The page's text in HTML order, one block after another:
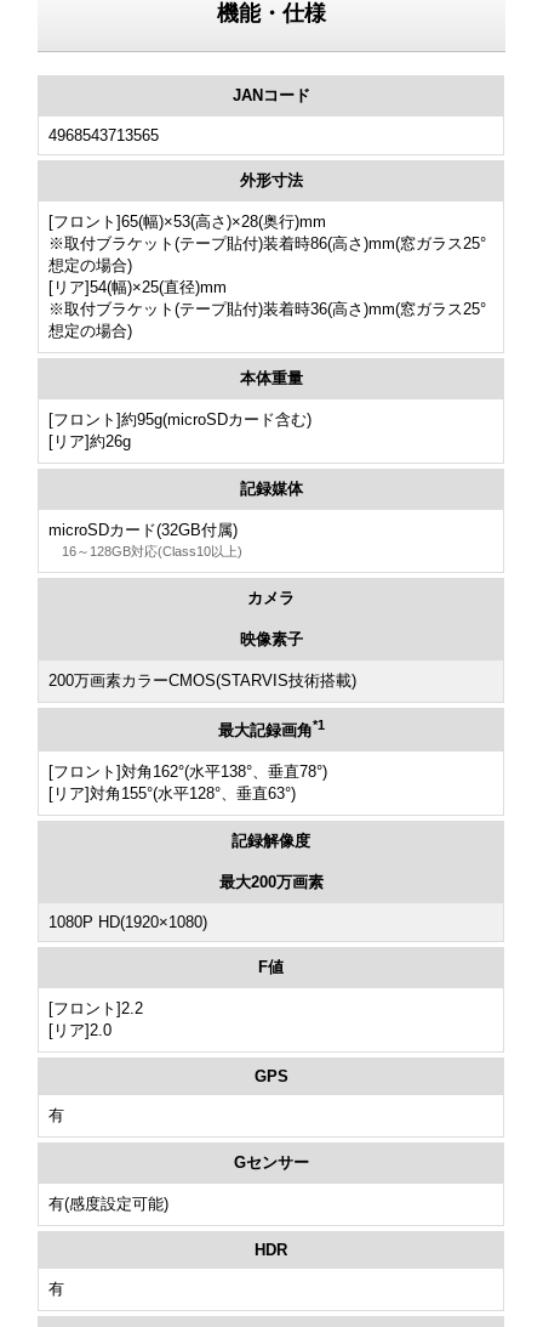
機能・仕様
JANコード
4968543713565
外形寸法
[フロント]65(幅)×53(高さ)×28(奥行)mm
※取付ブラケット(テープ貼付)装着時86(高さ)mm(窓ガラス25°
想定の場合)
[リア]54(幅)×25(直径)mm
※取付ブラケット(テープ貼付)装着時36(高さ)mm(窓ガラス25°
想定の場合)
本体重量
[フロント]約95g(microSDカード含む)
[リア]約26g
記録媒体
microSDカード(32GB付属)
16～128GB対応(Class10以上)
カメラ
映像素子
200万画素カラーCMOS(STARVIS技術搭載)
最大記録画角*1
[フロント]対角162°(水平138°、垂直78°)
[リア]対角155°(水平128°、垂直63°)
記録解像度
最大200万画素
1080P HD(1920×1080)
F値
[フロント]2.2
[リア]2.0
GPS
有
Gセンサー
有(感度設定可能)
HDR
有